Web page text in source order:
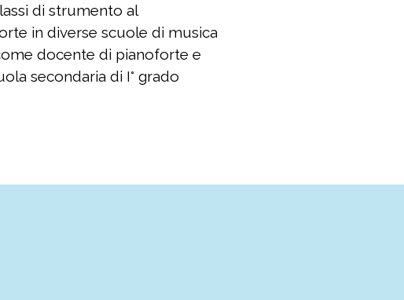
di strumento al
in diverse scuole di musica
docente di pianoforte e
secondaria di I° grado